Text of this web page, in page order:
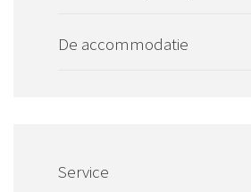
De accommodatie
Service